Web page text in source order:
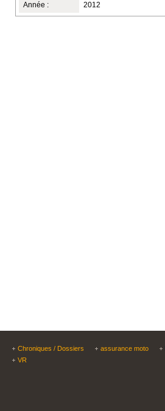
Année : 2012
Chroniques / Dossiers assurance moto
VR